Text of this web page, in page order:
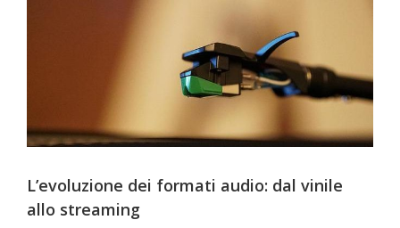
L’evoluzione dei formati audio: dal vinile
allo streaming